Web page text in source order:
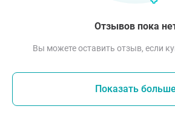
Отзывов пока
Вы можете оставить отзыв, если
Показать больше